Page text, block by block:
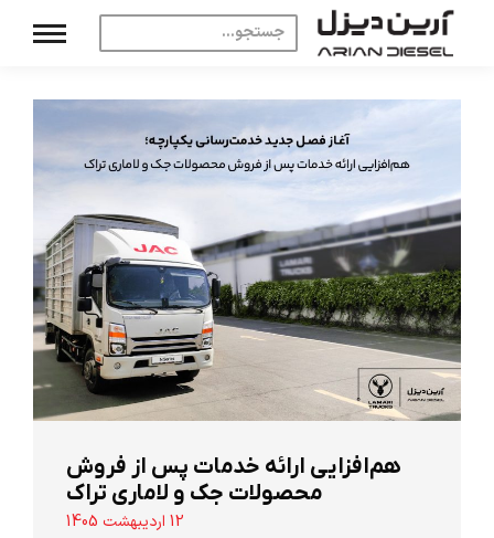
هم‌افزایی ارائه خدمات پس از فروش
محصولات جک و لاماری تراک
12 اردیبهشت 1405